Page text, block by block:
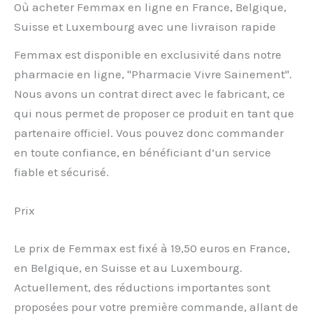
Où acheter Femmax en ligne en France, Belgique,
Suisse et Luxembourg avec une livraison rapide
Femmax est disponible en exclusivité dans notre
pharmacie en ligne, "Pharmacie Vivre Sainement".
Nous avons un contrat direct avec le fabricant, ce
qui nous permet de proposer ce produit en tant que
partenaire officiel. Vous pouvez donc commander
en toute confiance, en bénéficiant d’un service
fiable et sécurisé.
Prix
Le prix de Femmax est fixé à 19,50 euros en France,
en Belgique, en Suisse et au Luxembourg.
Actuellement, des réductions importantes sont
proposées pour votre première commande, allant de